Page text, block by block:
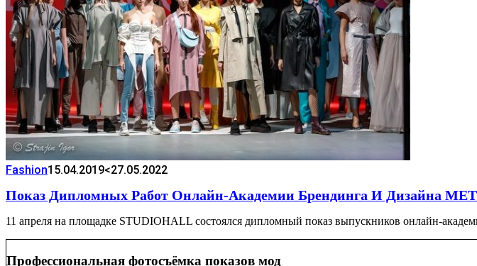
Fashion15.04.2019<27.05.2022
Показ Дипломных Работ Онлайн-Академии Брендинга И Дизайна
11 апреля на площадке STUDIOHALL состоялся дипломный показ выпускников онлайн-
Профессиональная фотосъёмка показов мод